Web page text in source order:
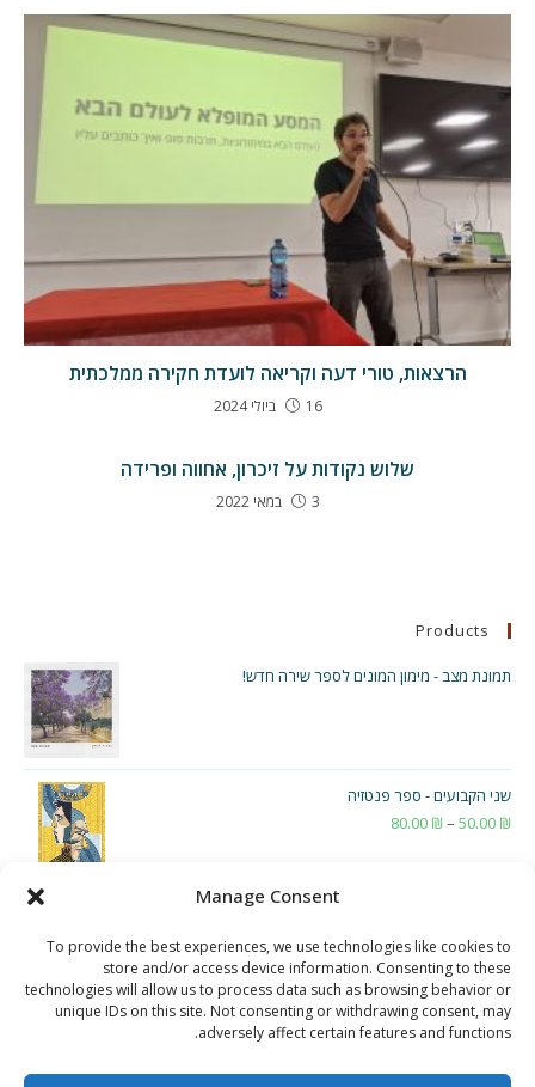
Manage Consent
To provide the best experiences, we use technologies like cookies to
store and/or access device information. Consenting to these
technologies will allow us to process data such as browsing behavior or
unique IDs on this site. Not consenting or withdrawing consent, may
adversely affect certain features and functions.
הרצאות, טורי דעה וקריאה לועדת חקירה ממלכתית
16 ביולי 2024
שלוש נקודות על זיכרון, אחווה ופרידה
3 במאי 2022
Products
תמונת מצב - מימון המונים לספר שירה חדש!
שני הקבועים - ספר פנטזיה
50.00 ₪
–
80.00 ₪